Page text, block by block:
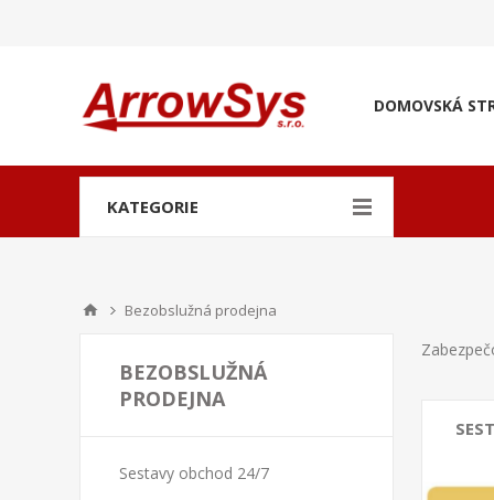
DOMOVSKÁ
KATEGORIE
Bezobslužná prodejna
BEZOBSLUŽNÁ
PRODEJNA
Sestavy obchod 24/7